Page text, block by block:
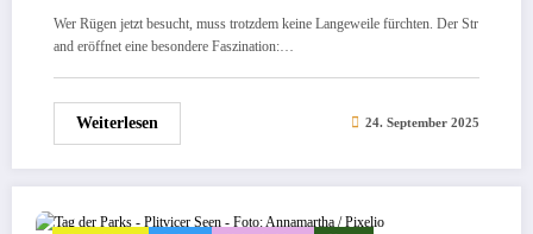
Wer Rügen jetzt besucht, muss trotzdem keine Langeweile fürchten. Der Str
and eröffnet eine besondere Faszination:…
Weiterlesen 24. September 2025